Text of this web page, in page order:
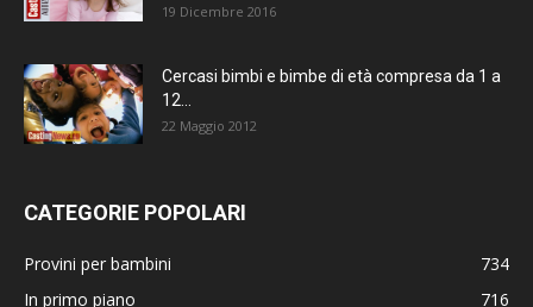
19 Dicembre 2016
Cercasi bimbi e bimbe di età compresa da 1 a
12...
22 Maggio 2012
CATEGORIE POPOLARI
Provini per bambini
734
In primo piano
716